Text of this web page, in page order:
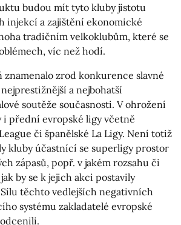
budou mít tyto kluby jistotu
injekcí a zajištění ekonomické
tradičním velkoklubům, které se
víc než hodí.
znamenalo zrod konkurence slavné
a nejbohatší
soutěže současnosti. V ohrožení
i přední evropské ligy včetně
či španělské La Ligy. Není totiž
kluby účastnící se superligy prostor
zápasů, popř. v jakém rozsahu či
by se k jejich akci postavily
těchto vedlejších negativních
systému zakladatelé evropské